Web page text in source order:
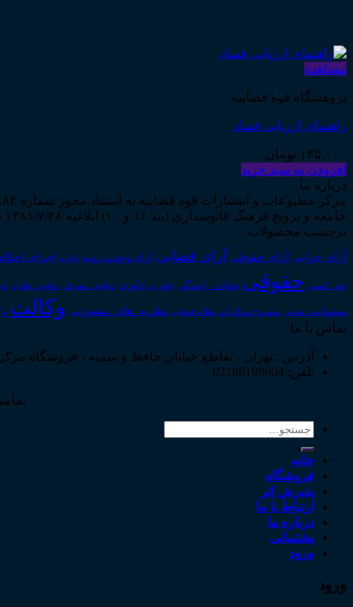
مشاهده
پژوهشگاه قوه قضاییه
راهنمای ارزیابی فساد
۱۴۵,۰۰۰ تومان
افزودن به سبد خرید
درباره ما
جامعه و ترویج فرهنگ قانونمداری (بند ۱۶ و ۱۰) ابلاغیه ۱۳۸۱/۷/۲۸ شروع به فعالیت نمود...
برچسب محصولات
آرای جزایی آرای حقوقی آرای قضایی آرای وحدت رویه اجاره اجرای
حق_کسب حقوقی حوادث_رانندگی خلع_ید داوری دعاوی_تصرف دعاوی_طاری
مسئولیت_مدنی مشروح مذاکرات نظام قضایی نظریه_های_مشورتی وکالت
تماس با ما
آدرس : تهران ، تقاطع خیابان حافظ و سمیه ، فروشگاه
تلفن: 02188199904
جستجو
خانه
فروشگاه
پذیرش اثر
ارتباط با ما
درباره ما
پشتیبانی
ورود
ورود